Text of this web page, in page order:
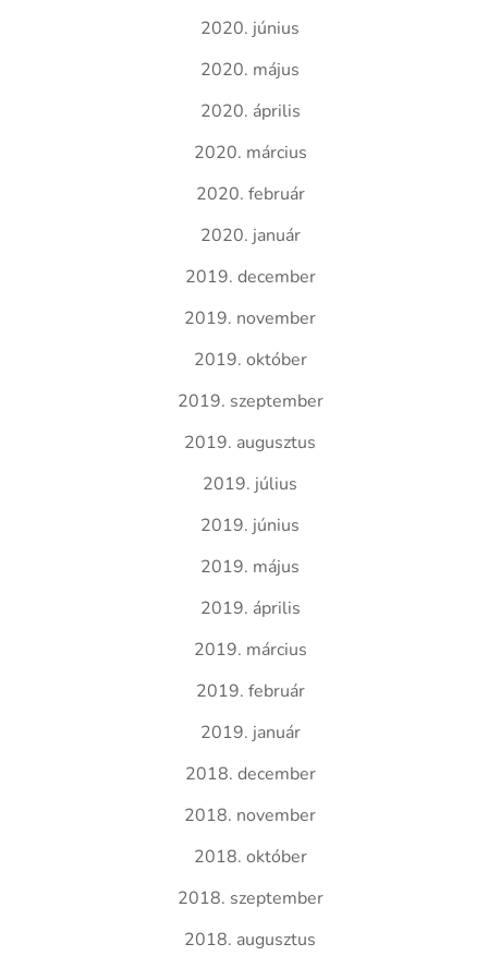
2020. június
2020. május
2020. április
2020. március
2020. február
2020. január
2019. december
2019. november
2019. október
2019. szeptember
2019. augusztus
2019. július
2019. június
2019. május
2019. április
2019. március
2019. február
2019. január
2018. december
2018. november
2018. október
2018. szeptember
2018. augusztus